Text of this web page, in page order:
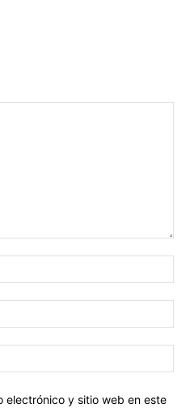
electrónico y sitio web en este